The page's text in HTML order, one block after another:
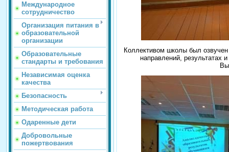
Международное
сотрудничество
Организация питания в
образовательной
организации
Образовательные
стандарты и требования
Независимая оценка
качества
Безопасность
Методическая работа
Одаренные дети
Добровольные
пожертвования
Коллективом школы был
направлений, результатах